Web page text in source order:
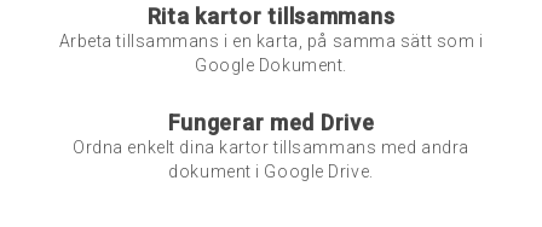
Rita kartor tillsammans
Arbeta tillsammans i en karta, på samma sätt som i
Google Dokument.
Fungerar med Drive
Ordna enkelt dina kartor tillsammans med andra
dokument i Google Drive.